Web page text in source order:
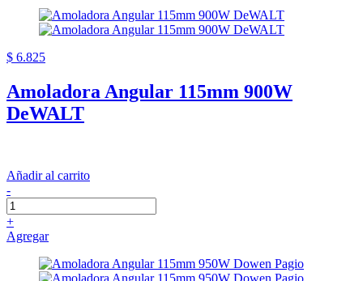
$ 6.825
Amoladora Angular 115mm 900W
DeWALT
Añadir al carrito
-
+
Agregar